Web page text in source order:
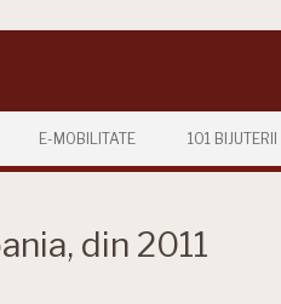
E-MOBILITATE 101 BIJUTERII
din 2011